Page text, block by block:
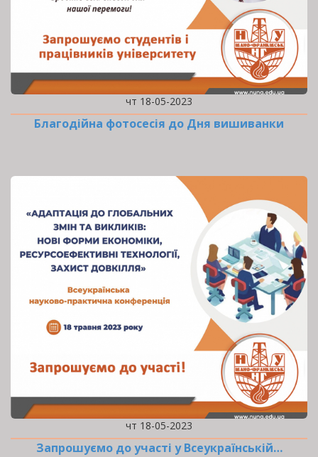
чт 18-05-2023
Благодійна фотосесія до Дня вишиванки
чт 18-05-2023
Запрошуємо до участі у Всеукраїнській…